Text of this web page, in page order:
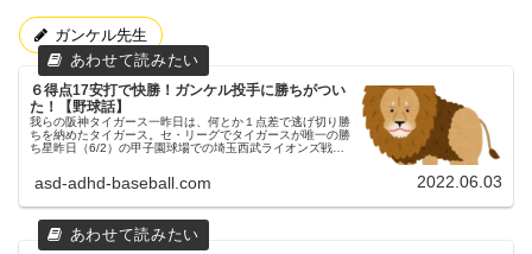
ガンケル先生
６得点17安打で快勝！ガンケル投手に勝ちがつい
た！【野球話】
我らの阪神タイガース一昨日は、何とか１点差で逃げ切り勝
ちを納めたタイガース。セ・リーグでタイガースが唯一の勝
ち星昨日（6/2）の甲子園球場での埼玉西武ライオンズ戦③
asd-adhd-baseball.com 2022.06.03